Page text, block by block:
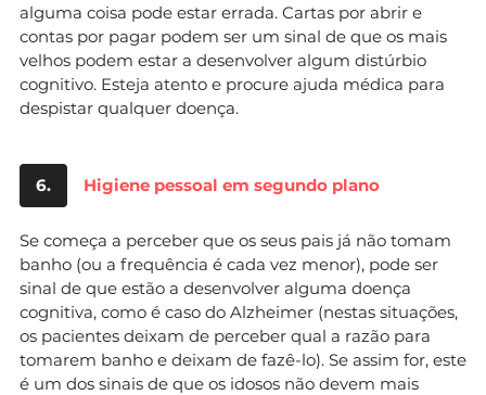
alguma coisa pode estar errada. Cartas por abrir e
contas por pagar podem ser um sinal de que os mais
velhos podem estar a desenvolver algum distúrbio
cognitivo. Esteja atento e procure ajuda médica para
despistar qualquer doença.
6. Higiene pessoal em segundo plano
Se começa a perceber que os seus pais já não tomam
banho (ou a frequência é cada vez menor), pode ser
sinal de que estão a desenvolver alguma doença
cognitiva, como é caso do Alzheimer (nestas situações,
os pacientes deixam de perceber qual a razão para
tomarem banho e deixam de fazê-lo). Se assim for, este
é um dos sinais de que os idosos não devem mais